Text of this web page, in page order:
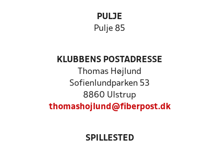
PULJE
Pulje 85
KLUBBENS POSTADRESSE
Thomas Højlund
Sofienlundparken 53
8860 Ulstrup
thomashojlund@fiberpost.dk
SPILLESTED